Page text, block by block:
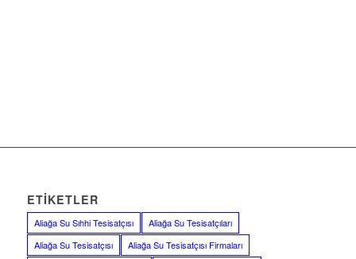
ETIKETLER
Aliağa Su Sıhhi Tesisatçısı
Aliağa Su Tesisatçıları
Aliağa Su Tesisatçısı
Aliağa Su Tesisatçısı Firmaları